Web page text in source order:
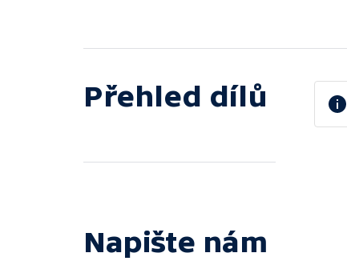
Přehled dílů
Napište nám